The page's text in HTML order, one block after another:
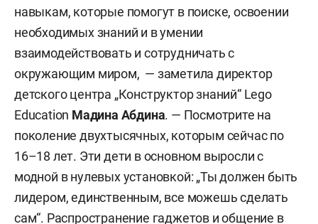
навыкам, которые помогут в поиске, освоении
необходимых знаний и в умении
взаимодействовать и сотрудничать с
окружающим миром, — заметила директор
детского центра „Конструктор знаний“ Lego
Education Мадина Абдина. — Посмотрите на
поколение двухтысячных, которым сейчас по
16–18 лет. Эти дети в основном выросли с
модной в нулевых установкой: „Ты должен быть
лидером, единственным, все можешь сделать
сам“. Распространение гаджетов и общение в